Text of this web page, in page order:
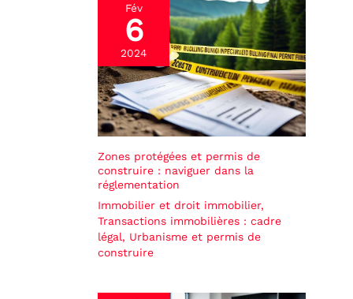
Fév
6
2024
Zones protégées et permis de
construire : naviguer dans la
réglementation
Immobilier et droit immobilier,
Transactions immobilières : cadre
légal, Urbanisme et permis de
construire